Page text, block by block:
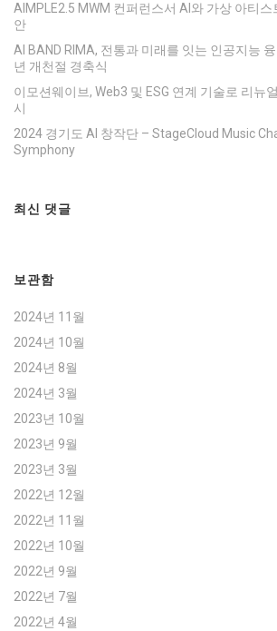
AIMPLE2.5 MWM 컨퍼런스서 AI와 가상 아티스
안
AI BAND RIMA, 전통과 미래를 잇는 인공지능
년 개천절 경축식
이모션웨이브, Web3 및 ESG 연계 기술로 리뉴
시
2024 경기도 AI 창작단 – StageCloud Music
Symphony
최신 댓글
보관함
2024년 11월
2024년 10월
2024년 8월
2024년 3월
2023년 10월
2023년 9월
2023년 3월
2022년 12월
2022년 11월
2022년 10월
2022년 9월
2022년 7월
2022년 4월